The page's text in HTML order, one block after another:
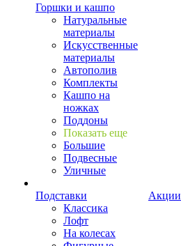
Горшки и кашпо
Натуральные
материалы
Искусственные
материалы
Автополив
Комплекты
Кашпо на
ножках
Поддоны
Показать еще
Большие
Подвесные
Уличные
Подставки
Классика
Лофт
На колесах
Акции